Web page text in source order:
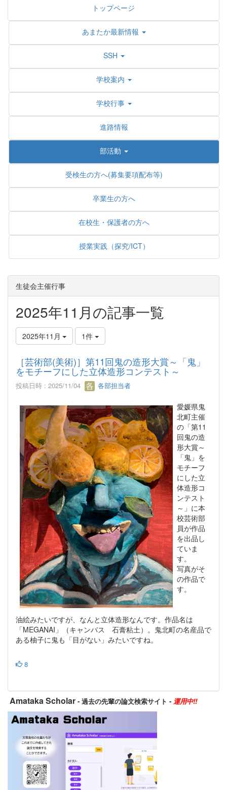
トップページ
あまたか最新情報
SSH
学校案内
学校行事
進路情報
部活動
受検生の方へ(募集要項配布等)
卒業生の方へ
在校生・保護者の方へ
授業実践（探究/ICT）
生徒会主催行事
2025年11月の記事一覧
2025年11月 1件
［芸術部(美術)］第11回鬼の造形大賞～「鬼」
をモチーフにした立体造形コンテスト～
投稿日時 : 2025/11/04 各部担当者
愛媛県鬼
北町主催
の「第11
回鬼の造
形大賞～
「鬼」を
モチーフ
にした立
体造形コ
ンテスト
～」に本
校芸術部
員が作品
を出品し
ていま
す。
写真がそ
の作品で
す。
油絵みたいですが、なんと立体造形なんです。作品名は
「MEGANAI」（キャンバス 石膏粘土）。鬼北町の名産品で
ある柚子に鬼も「目がない」みたいですね。
8
Amataka Scholar - 過去の先輩の論文検索サイト - 運用中!!